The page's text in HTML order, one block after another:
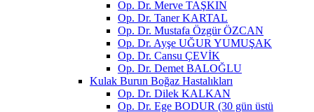
Op. Dr. Merve TAŞKIN
Op. Dr. Taner KARTAL
Op. Dr. Mustafa Özgür ÖZCAN
Op. Dr. Ayşe UĞUR YUMUŞAK
Op. Dr. Cansu ÇEVİK
Op. Dr. Demet BALOĞLU
Kulak Burun Boğaz Hastalıkları
Op. Dr. Dilek KALKAN
Op. Dr. Ege BODUR (30 gün üstü